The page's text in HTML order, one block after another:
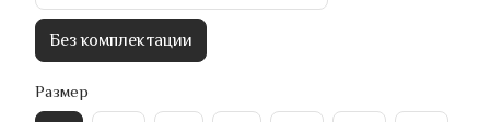
Без комплектации
Размер